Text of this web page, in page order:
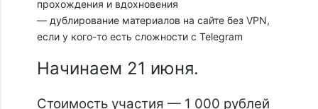
прохождения и вдохновения
— дублирование материалов на сайте без VPN,
если у кого-то есть сложности с Telegram
Начинаем 21 июня.
Стоимость участия — 1 000 рублей